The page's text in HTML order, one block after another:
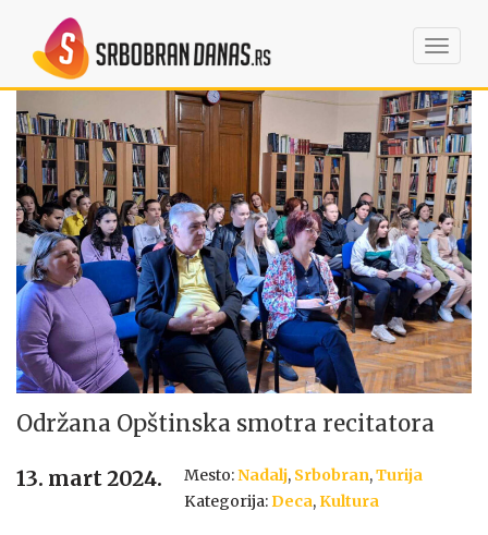
Održana Opštinska smotra recitatora
13. mart 2024. Mesto:Nadalj, Srbobran,Turija
Kategorija: Deca, Kultura